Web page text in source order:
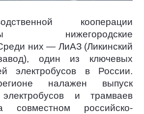
кооперации
нижегородские
них — ЛиАЗ (Ликинский
один из ключевых
электробусов в России.
налажен выпуск
и трамваев
российско-